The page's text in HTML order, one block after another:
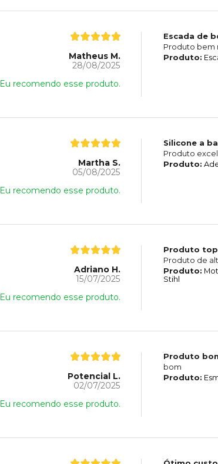
Matheus M.
28/08/2025
Eu recomendo esse produto.
Escada de
Produto bem
Produto:
Martha S.
05/08/2025
Eu recomendo esse produto.
Silicone a
Produto
Produto:
Adriano H.
15/07/2025
Eu recomendo esse produto.
Produto
Produto de
Produto:
Stihl
Potencial L.
02/07/2025
Eu recomendo esse produto.
Produto
bom
Produto: